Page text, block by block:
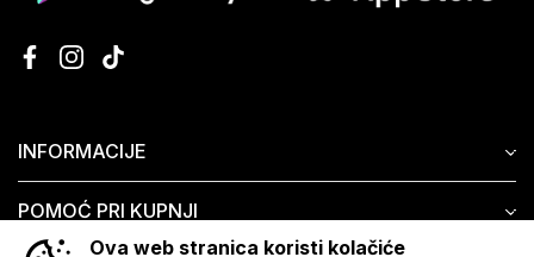
INFORMACIJE
POMOĆ PRI KUPNJI
Ova web stranica koristi kolačiće